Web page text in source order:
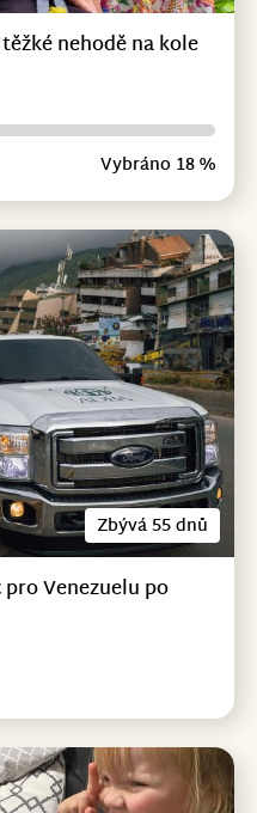
nehodě na kole
Vybráno 18 %
Zbývá 55 dnů
Venezuelu po